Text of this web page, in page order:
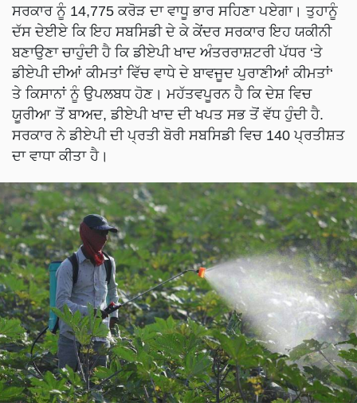
ਸਰਕਾਰ ਨੂੰ 14,775 ਕਰੋੜ ਦਾ ਵਾਧੂ ਭਾਰ ਸਹਿਣਾ ਪਏਗਾ। ਤੁਹਾਨੂੰ
ਦੱਸ ਦੇਈਏ ਕਿ ਇਹ ਸਬਸਿਡੀ ਦੇ ਕੇ ਕੇਂਦਰ ਸਰਕਾਰ ਇਹ ਯਕੀਨੀ
ਬਣਾਉਣਾ ਚਾਹੁੰਦੀ ਹੈ ਕਿ ਡੀਏਪੀ ਖਾਦ ਅੰਤਰਰਾਸ਼ਟਰੀ ਪੱਧਰ ‘ਤੇ
ਡੀਏਪੀ ਦੀਆਂ ਕੀਮਤਾਂ ਵਿੱਚ ਵਾਧੇ ਦੇ ਬਾਵਜੂਦ ਪੁਰਾਣੀਆਂ ਕੀਮਤਾਂ‘
ਤੇ ਕਿਸਾਨਾਂ ਨੂੰ ਉਪਲਬਧ ਹੋਣ। ਮਹੱਤਵਪੂਰਨ ਹੈ ਕਿ ਦੇਸ਼ ਵਿਚ
ਯੂਰੀਆ ਤੋਂ ਬਾਅਦ, ਡੀਏਪੀ ਖਾਦ ਦੀ ਖਪਤ ਸਭ ਤੋਂ ਵੱਧ ਹੁੰਦੀ ਹੈ.
ਸਰਕਾਰ ਨੇ ਡੀਏਪੀ ਦੀ ਪ੍ਰਤੀ ਬੋਰੀ ਸਬਸਿਡੀ ਵਿਚ 140 ਪ੍ਰਤੀਸ਼ਤ
ਦਾ ਵਾਧਾ ਕੀਤਾ ਹੈ।